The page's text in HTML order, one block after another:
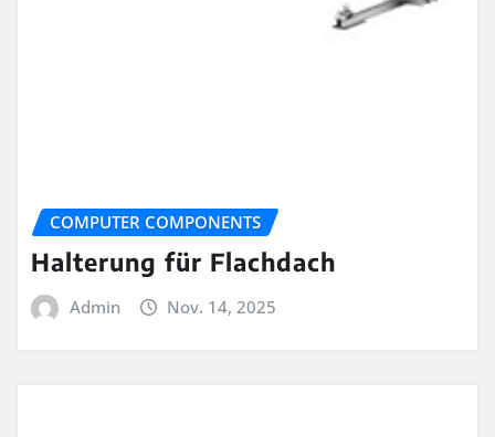
COMPUTER COMPONENTS
Halterung für Flachdach
Admin Nov. 14, 2025